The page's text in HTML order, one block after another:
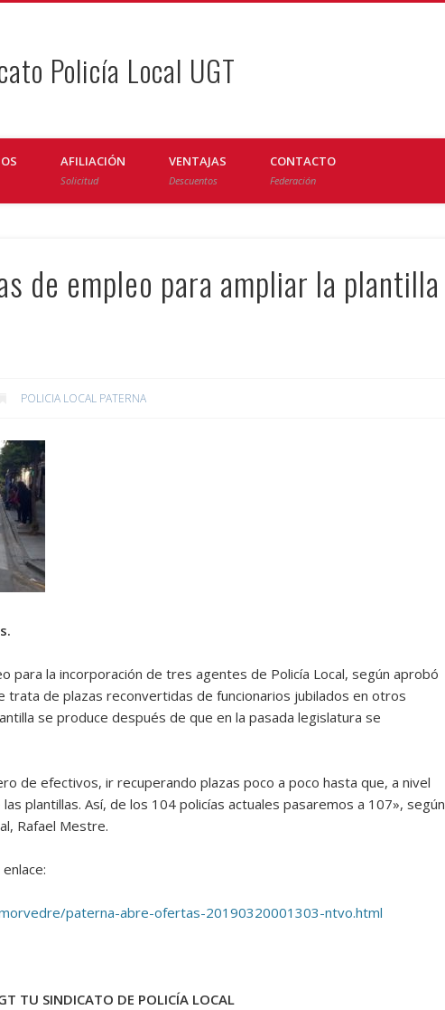
Policía Local UGT
AFILIACIÓN
Solicitud
VENTAJAS
Descuentos
CONTACTO
Federación
de empleo para ampliar la plantilla
POLICIA LOCAL PATERNA
para la incorporación de tres agentes de Policía Local, según aprobó
trata de plazas reconvertidas de funcionarios jubilados en otros
se produce después de que en la pasada legislatura se
de efectivos, ir recuperando plazas poco a poco hasta que, a nivel
plantillas. Así, de los 104 policías actuales pasaremos a 107», según
Rafael Mestre.
paterna-abre-ofertas-20190320001303-ntvo.html
TU SINDICATO DE POLICÍA LOCAL